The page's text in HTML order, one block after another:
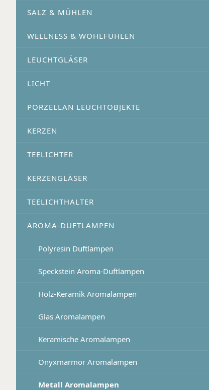
SALZ & MÜHLEN
WELLNESS & WOHLFÜHLEN
LEUCHTGLÄSER
LICHT
PORZELLAN LEUCHTOBJEKTE
KERZEN
TEELICHTER
KERZENGLÄSER
TEELICHTHALTER
AROMA-DUFTLAMPEN
Polyresin Duftlampen
Speckstein Aroma-Duftlampen
Holz-Keramik Aromalampen
Glas Aromalampen
Keramische Aromalampen
Onyxmarmor Aromalampen
Metall Aromalampen